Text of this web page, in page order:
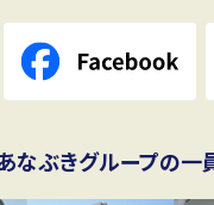
なぶきグループの一